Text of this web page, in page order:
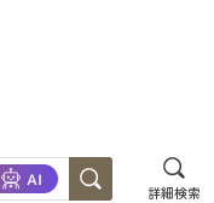
詳細検索